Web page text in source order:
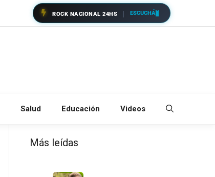
ROCK NACIONAL 24HS ESCUCHÁ
Salud Educación Videos
Más leídas